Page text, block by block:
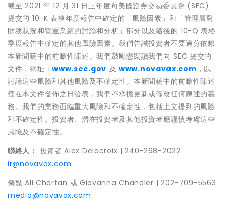
截至 2021 年 12 月 31 日止年度向美國證券交易委員會 (SEC)
提交的 10-K 表格年度報告中確定的「風險因素」和「管理層對
財務狀況和營運業績的討論和分析」部分以及隨後的 10-Q 表格
季度報告中確定的其他風險因素。我們告誡投資者不要過分依賴
本新聞稿中的前瞻性陳述。我們鼓勵您閱讀我們向 SEC 提交的
文件，網址：www.sec.gov 及www.novavax.com ，以
討論這些風險和其他風險及不確定性。本新聞稿中的前瞻性陳述
僅在本文件發佈之日發表，我們不承擔更新或修改任何陳述的義
務。我們的業務面臨重大風險和不確定性，包括上文提到的風險
和不確定性。投資者、潛在投資者及其他投資者應謹慎考慮這些
風險及不確定性。
聯絡人： 投資者 Alex Delacroix | 240-268-2022
ir@novavax.com
傳媒 Ali Chartan 或 Giovanna Chandler | 202-709-5563
media@novavax.com